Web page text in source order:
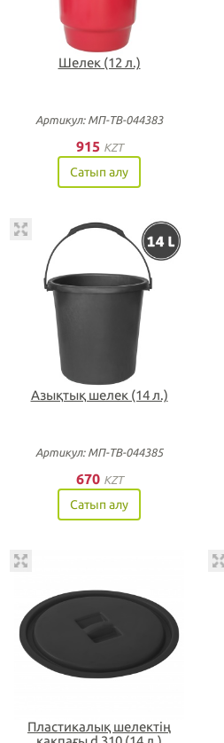
Шелек (12 л.)
Артикул: МП-ТВ-044383
915 KZT
Сатып алу
Азықтық шелек (14 л.)
Артикул: МП-ТВ-044385
670 KZT
Сатып алу
Пластикалық шелектің